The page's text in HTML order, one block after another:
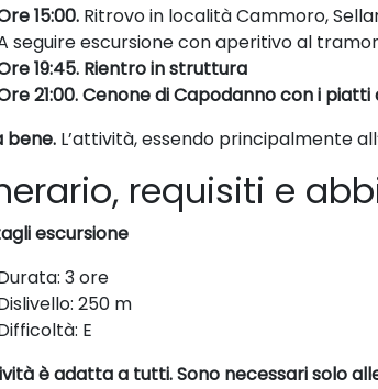
15:00. Ritrovo in località Cammoro,
seguire escursione con aperitivo al
19:45. Rientro in struttura
21:00. Cenone di Capodanno con i
bene. L’attività, essendo principalmente
requisiti e
escursione
3 ore
250 m
E
è adatta a tutti. Sono necessari solo